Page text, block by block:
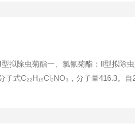
拟除虫菊酯一、氯氰菊酯：Ⅱ型拟除
式C₂₂H₁₉Cl₂NO₃，分子量416.3。